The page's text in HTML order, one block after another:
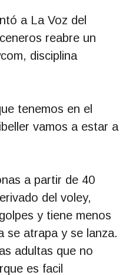
a La Voz del
reabre un
disciplina
tenemos en el
vamos a estar a
a partir de 40
del voley,
y tiene menos
se atrapa y se lanza.
adultas que no
es facil